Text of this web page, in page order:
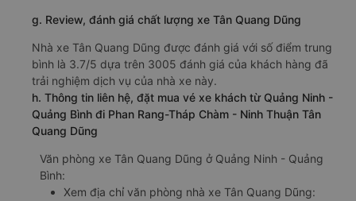
g. Review, đánh giá chất lượng xe Tân Quang Dũng
Nhà xe Tân Quang Dũng được đánh giá với số điểm trung
bình là 3.7/5 dựa trên 3005 đánh giá của khách hàng đã
trải nghiệm dịch vụ của nhà xe này.
h. Thông tin liên hệ, đặt mua vé xe khách từ Quảng Ninh -
Quảng Bình đi Phan Rang-Tháp Chàm - Ninh Thuận Tân
Quang Dũng
Văn phòng xe Tân Quang Dũng ở Quảng Ninh - Quảng
Bình:
Xem địa chỉ văn phòng nhà xe Tân Quang Dũng: